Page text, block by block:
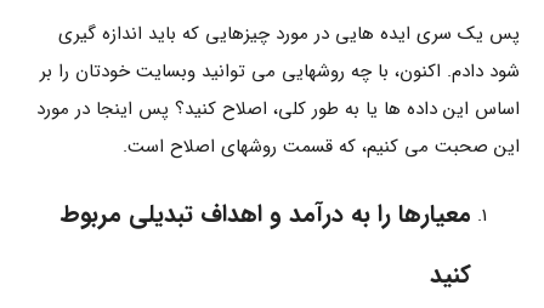
پس یک سری ایده هایی در مورد چیزهایی که باید اندازه گیری
شود دادم. اکنون، با چه روشهایی می توانید وبسایت خودتان را بر
اساس این داده ها یا به طور کلی، اصلاح کنید؟ پس اینجا در مورد
این صحبت می کنیم، که قسمت روشهای اصلاح است.
معیارها را به درآمد و اهداف تبدیلی مربوط
کنید